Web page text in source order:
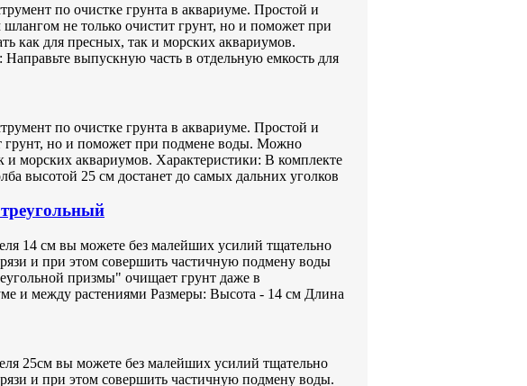
по очистке грунта в аквариуме. Простой и
не только очистит грунт, но и поможет при
как для пресных, так и морских аквариумов.
выпускную часть в отдельную емкость для
по очистке грунта в аквариуме. Простой и
грунт, но и поможет при подмене воды. Можно
и морских аквариумов. Характеристики: В комплекте
высотой 25 см достанет до самых дальних уголков
14 см вы можете без малейших усилий тщательно
и при этом совершить частичную подмену воды
призмы" очищает грунт даже в
и между растениями Размеры: Высота - 14 см Длина
25см вы можете без малейших усилий тщательно
и при этом совершить частичную подмену воды.